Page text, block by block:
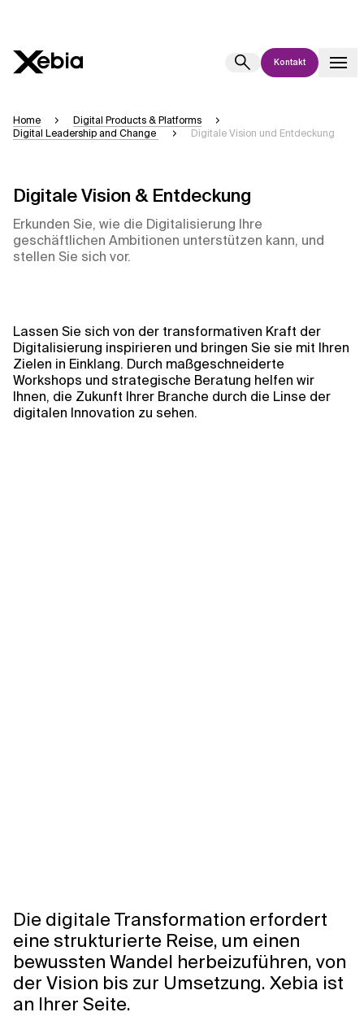
Kontakt
Genauigkeit, aber gelegentlich können Fehler auftreten.
Entscheidungen treffen oderkontaktieren Sie unsdirekt.
Kontextdateien
Home
Digital Products & Platforms
Digital Leadership and Change
Digitale Vision und Entdeckung
Digitale Vision & Entdeckung
Erkunden Sie, wie die Digitalisierung Ihre
geschäftlichen Ambitionen unterstützen kann, und
stellen Sie sich vor.
Lassen Sie sich von der transformativen Kraft der
Digitalisierung inspirieren und bringen Sie sie mit Ihren
Zielen in Einklang. Durch maßgeschneiderte
Workshops und strategische Beratung helfen wir
Ihnen, die Zukunft Ihrer Branche durch die Linse der
digitalen Innovation zu sehen.
Die digitale Transformation erfordert
eine strukturierte Reise, um einen
bewussten Wandel herbeizuführen, von
der Vision bis zur Umsetzung. Xebia ist
an Ihrer Seite.